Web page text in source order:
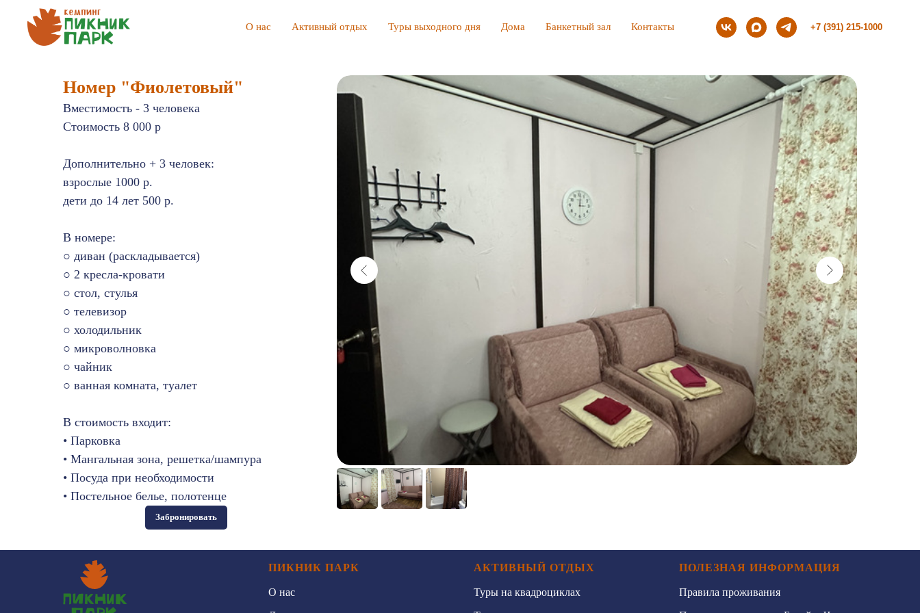
О нас Активный отдых Туры выходного дня Дома Банкетный зал Контакты +7 (391) 215-1000
Номер "Фиолетовый"
Вместимость - 3 человека
Стоимость 8 000 р
Дополнительно + 3 человек:
взрослые 1000 р.
дети до 14 лет 500 р.
В номере:
○ диван (раскладывается)
○ 2 кресла-кровати
○ стол, стулья
○ телевизор
○ холодильник
○ микроволновка
○ чайник
○ ванная комната, туалет
В стоимость входит:
• Парковка
• Мангальная зона, решетка/шампура
• Посуда при необходимости
• Постельное белье, полотенце
Забронировать
ПИКНИК ПАРК
О нас
АКТИВНЫЙ ОТДЫХ
Туры на квадроциклах
ПОЛЕЗНАЯ ИНФОРМАЦИЯ
Правила проживания